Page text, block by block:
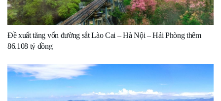
Đề xuất tăng vốn đường sắt Lào Cai – Hà Nội – Hải Phòng thêm
86.108 tỷ đồng